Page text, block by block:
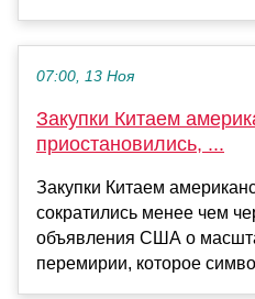
07:00, 13 Ноя
Закупки Китаем
приостановились, ...
Закупки Китаем
сократились менее чем
объявления США о
перемирии, которое